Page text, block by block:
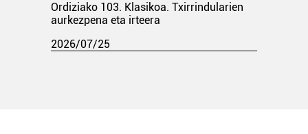
Ordiziako 103. Klasikoa. Txirrindularien
aurkezpena eta irteera
2026/07/25